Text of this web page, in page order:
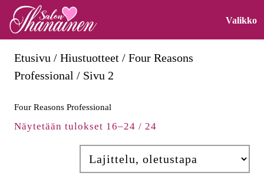
Skip
content
Valikko
Etusivu / Hiustuotteet / Four Reasons
Professional / Sivu 2
Four Reasons Professional
Näytetään tulokset 16–24 / 24